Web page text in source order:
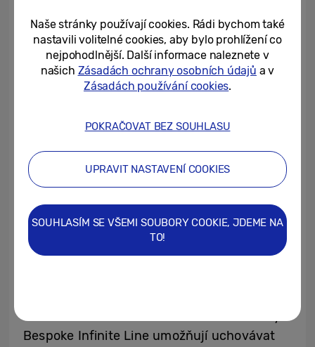
mýt v myčce nádobí
a neobsahuje BPA
,
poskytuje kdykoli snadný přístup k
osvěžující studené filtrované vodě. Je
vybaven také infuzérem[8], který umožňuje
přidáním libovolného ovoce a bylinek.
Dvojitý automatický výrobník ledu[9]
zajišťuje jeho dostatečnou zásobu dokonce
s možností volby tvaru – kuliček do whisky
nebo kostek do jiných nápojů.
Bespoke Infinite Line umožňují uchovávat
Naše stránky používají cookies. Rádi bychom také
nastavili volitelné cookies, aby bylo prohlížení co
nejpohodlnější. Další informace naleznete v
našich Zásadách ochrany osobních údajů a v
Zásadách používání cookies.
POKRAČOVAT BEZ SOUHLASU
UPRAVIT NASTAVENÍ COOKIES
SOUHLASÍM SE VŠEMI SOUBORY COOKIE, JDEME NA
TO!